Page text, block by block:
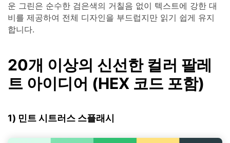
운 그린은 순수한 검은색의 거칠음 없이 텍스트에 강한 대
비를 제공하여 전체 디자인을 부드럽지만 읽기 쉽게 유지
합니다.
20개 이상의 신선한 컬러 팔레
트 아이디어 (HEX 코드 포함)
1) 민트 시트러스 스플래시